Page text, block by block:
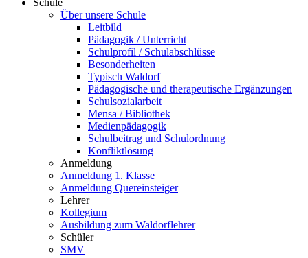
Schule
Über unsere Schule
Leitbild
Pädagogik / Unterricht
Schulprofil / Schulabschlüsse
Besonderheiten
Typisch Waldorf
Pädagogische und therapeutische Ergänzungen
Schulsozialarbeit
Mensa / Bibliothek
Medienpädagogik
Schulbeitrag und Schulordnung
Konfliktlösung
Anmeldung
Anmeldung 1. Klasse
Anmeldung Quereinsteiger
Lehrer
Kollegium
Ausbildung zum Waldorflehrer
Schüler
SMV